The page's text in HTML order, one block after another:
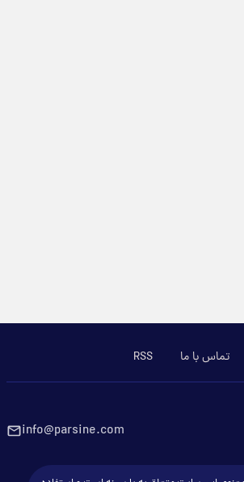
تماس با ما RSS
info@parsine.com